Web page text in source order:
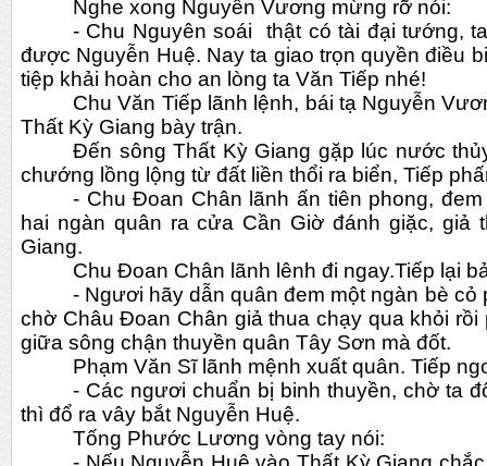
Nghe xong Nguyễn Vương mừng rỡ nói:
- Chu Nguyên soái  thật có tài đại tướng,
được Nguyễn Huệ. Nay ta giao trọn quyền điều
tiệp khải hoàn cho an lòng ta Văn Tiếp nhé!
Chu Văn Tiếp lãnh lệnh, bái tạ Nguyễn
Thất Kỳ Giang bày trận.
Đến sông Thất Kỳ Giang gặp lúc nước
chướng lồng lộng từ đất liền thổi ra biển, Tiếp
- Chu Đoan Chân lãnh ấn tiên phong,
hai ngàn quân ra cửa Cần Giờ đánh giặc, giả
Giang.
Chu Đoan Chân lãnh lênh đi ngay.Tiếp lại
- Ngươi hãy dẫn quân đem một ngàn bè cỏ
chờ Châu Đoan Chân giả thua chạy qua khỏi rồi
giữa sông chận thuyền quân Tây Sơn mà đốt.
Phạm Văn Sĩ lãnh mệnh xuất quân. Tiếp
- Các ngươi chuẩn bị binh thuyền, chờ ta
thì đổ ra vây bắt Nguyễn Huệ.
Tống Phước Lương vòng tay nói: